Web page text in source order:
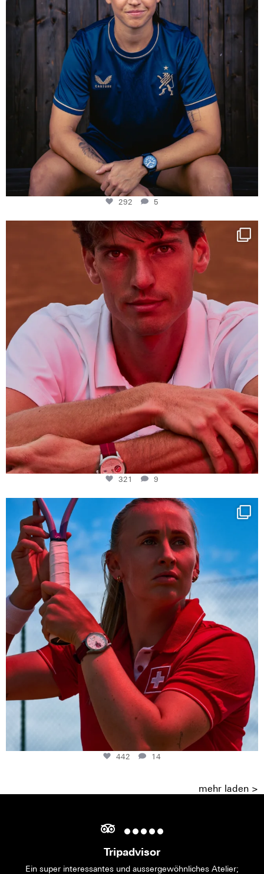
292 5
One last dance at home
This week at...
321
9
321 9
Determination, elegance and Swiss precision —
442
14
442 14
mehr laden >
Tripadvisor
Ein super interessantes und aussergewöhnliches Atelier;